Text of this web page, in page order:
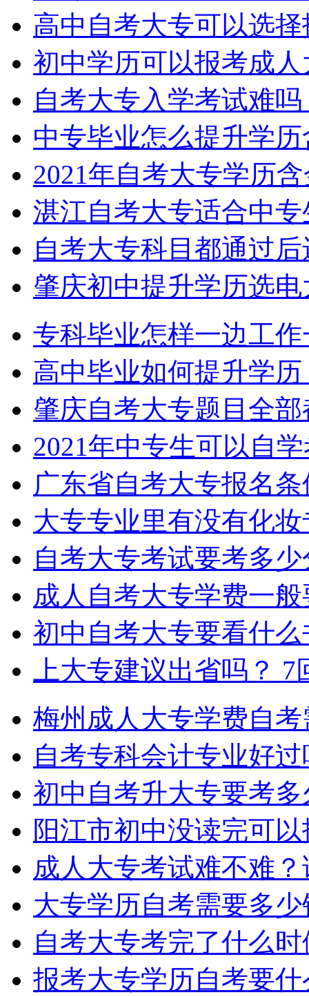
高中自考大专可以选
初中学历可以报考成
自考大专入学考试难吗
中专毕业怎么提升学
2021年自考大专学历
湛江自考大专适合中
自考大专科目都通过
肇庆初中提升学历选
专科毕业怎样一边工
高中毕业如何提升学历
肇庆自考大专题目全
2021年中专生可以自
广东省自考大专报名
大专专业里有没有化
自考大专考试要考多
成人自考大专学费一
初中自考大专要看什么
上大专建议出省吗？ 7
梅州成人大专学费自
自考专科会计专业好
初中自考升大专要考
阳江市初中没读完可
成人大专考试难不难
大专学历自考需要多少
自考大专考完了什么
报考大专学历自考要